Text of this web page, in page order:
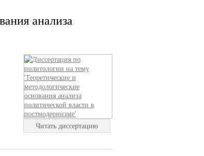
анализа
Читать диссертацию